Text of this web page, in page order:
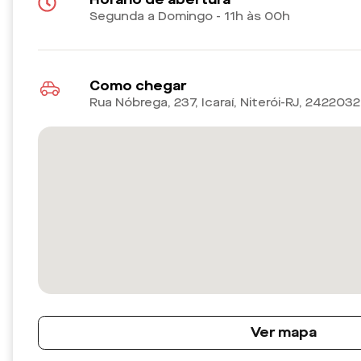
Segunda a Domingo - 11h às 00h
Como chegar
Rua Nóbrega, 237, Icaraí, Niterói-RJ,
Ver mapa